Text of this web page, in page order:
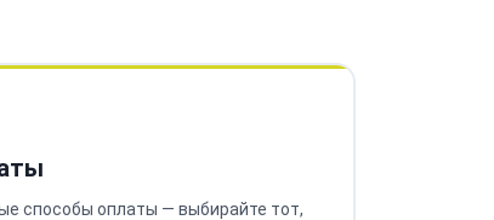
способы оплаты — выбирайте тот,